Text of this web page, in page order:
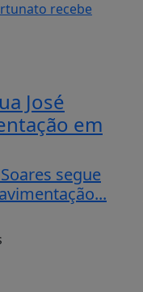
José
em
segue